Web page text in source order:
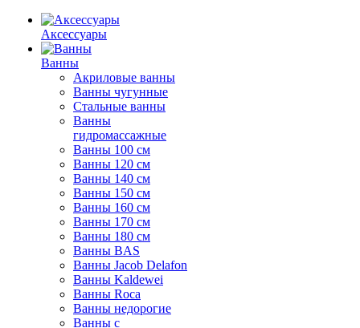
Аксессуары
Ванны
Акриловые ванны
Ванны чугунные
Стальные ванны
Ванны
гидромассажные
Ванны 100 см
Ванны 120 см
Ванны 140 см
Ванны 150 см
Ванны 160 см
Ванны 170 см
Ванны 180 см
Ванны BAS
Ванны Jacob Delafon
Ванны Kaldewei
Ванны Roca
Ванны недорогие
Ванны с